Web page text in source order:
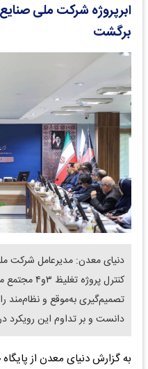
ابرپروژه شرکت ملی
برگشت
دنیای معدن: مدیرعامل شرکت
کنترل
تصمیم‌گیری به‌موقع و نظام‌مند
دانست و بر تداوم این رویکرد
به گزارش دنیای معدن از